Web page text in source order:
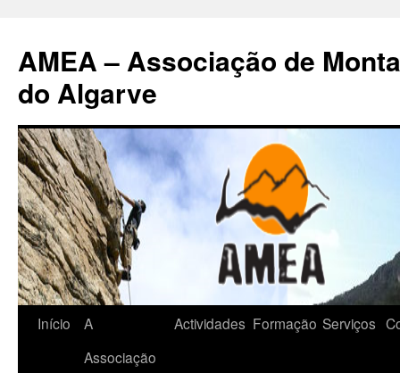
AMEA – Associação de
do Algarve
Saltar
Início
A
Associação
Actividades Formação Serviços